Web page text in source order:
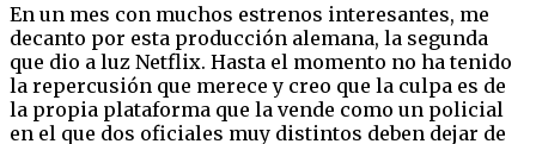
En un mes con muchos estrenos interesantes, me
decanto por esta producción alemana, la segunda
que dio a luz Netflix. Hasta el momento no ha tenido
la repercusión que merece y creo que la culpa es de
la propia plataforma que la vende como un policial
en el que dos oficiales muy distintos deben dejar de